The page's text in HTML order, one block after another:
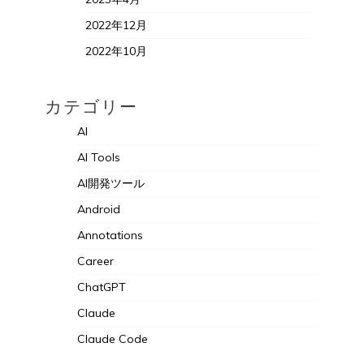
2022年12月
2022年10月
カテゴリー
AI
AI Tools
AI開発ツール
Android
Annotations
Career
ChatGPT
Claude
Claude Code